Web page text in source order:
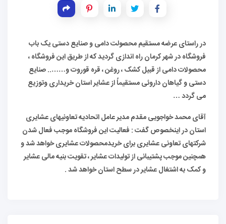
در راستای عرضه مستقیم محصولت دامی و صنایع دستی یک باب
فروشگاه در شهر کرمان راه اندازی گردید که از طریق این فروشگاه ،
محصولات دامی از قبیل کشک ، روغن ، قره قوروت و…….. صنایع
دستی و گیاهان داروئی مستقیماً از عشایر استان خریداری وتوزیع
می گردد …
آقای محمد خواجویی مقدم مدیر عامل اتحادیه تعاونیهای عشایری
استان در اینخصوص گفت : فعالیت این فروشگاه موجب فعال شدن
شرکتهای تعاونی عشایری برای خریدمحصولات عشایری خواهد شد و
همچنین موجب پشتیبانی از تولیدات عشایر ، تقویت بنیه مالی عشایر
و کمک به اشتغال عشایر در سطح استان خواهد شد .